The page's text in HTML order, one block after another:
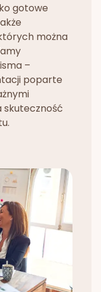
gotowe
można
–
poparte
skuteczność